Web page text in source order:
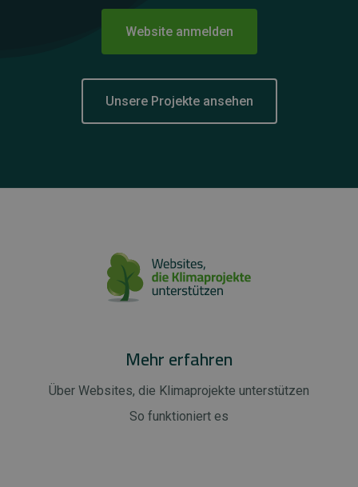
Website anmelden
Unsere Projekte ansehen
Mehr erfahren
Über Websites, die Klimaprojekte unterstützen
So funktioniert es